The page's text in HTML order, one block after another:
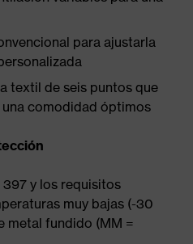
para ajustarla
textil de seis puntos que
una comodidad óptimos
y los requisitos
muy bajas (-30
metal fundido (MM =